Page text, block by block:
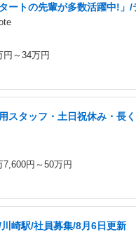
タートの先輩が多数活躍中!
円～34万円
スタッフ・土日祝休み・長
7,600円～50万円
崎駅/社員募集/8月6日更新